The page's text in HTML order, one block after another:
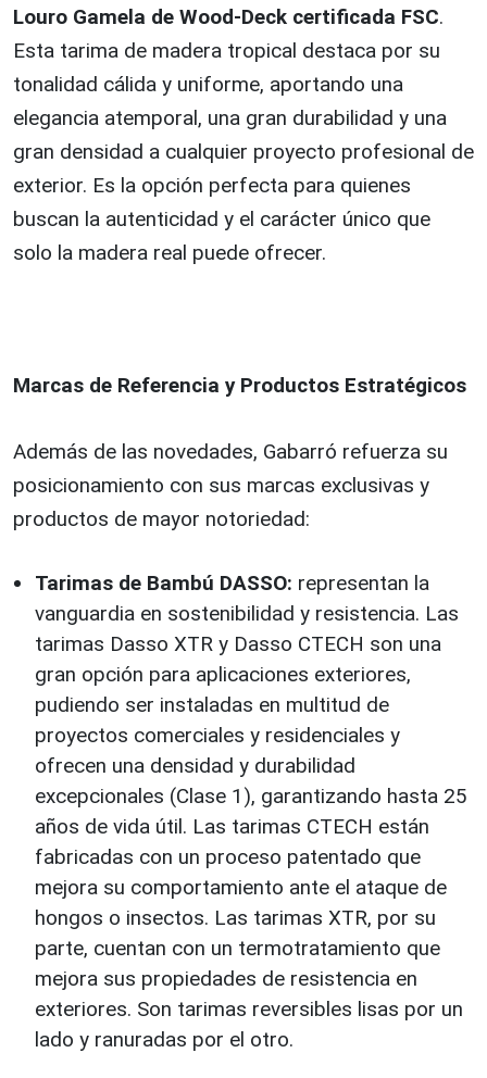
Louro Gamela de Wood-Deck certificada FSC.
Esta tarima de madera tropical destaca por su
tonalidad cálida y uniforme, aportando una
elegancia atemporal, una gran durabilidad y una
gran densidad a cualquier proyecto profesional de
exterior. Es la opción perfecta para quienes
buscan la autenticidad y el carácter único que
solo la madera real puede ofrecer.
Marcas de Referencia y Productos Estratégicos
Además de las novedades, Gabarró refuerza su
posicionamiento con sus marcas exclusivas y
productos de mayor notoriedad:
Tarimas de Bambú DASSO: representan la
vanguardia en sostenibilidad y resistencia. Las
tarimas Dasso XTR y Dasso CTECH son una
gran opción para aplicaciones exteriores,
pudiendo ser instaladas en multitud de
proyectos comerciales y residenciales y
ofrecen una densidad y durabilidad
excepcionales (Clase 1), garantizando hasta 25
años de vida útil. Las tarimas CTECH están
fabricadas con un proceso patentado que
mejora su comportamiento ante el ataque de
hongos o insectos. Las tarimas XTR, por su
parte, cuentan con un termotratamiento que
mejora sus propiedades de resistencia en
exteriores. Son tarimas reversibles lisas por un
lado y ranuradas por el otro.